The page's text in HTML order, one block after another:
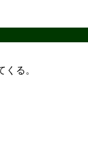
る。